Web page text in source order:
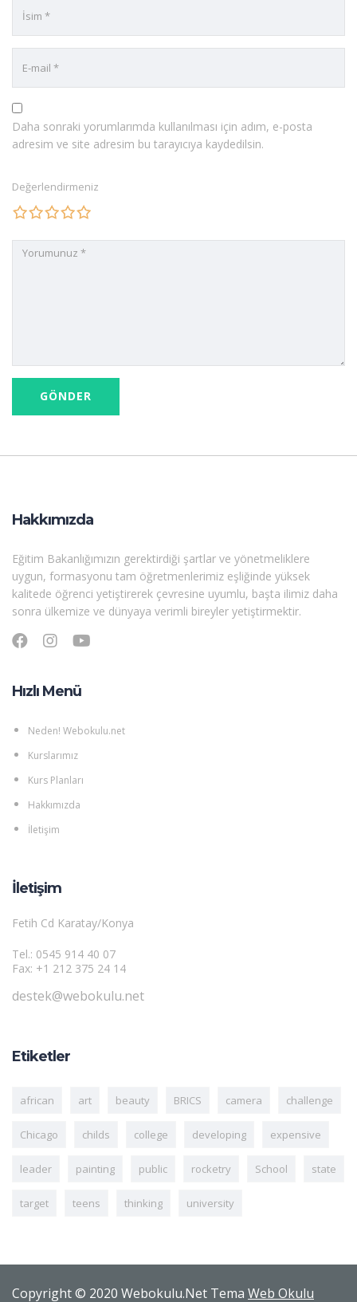
Daha sonraki yorumlarımda kullanılması için adım, e-posta
adresim ve site adresim bu tarayıcıya kaydedilsin.
Değerlendirmeniz
Hakkımızda
Eğitim Bakanlığımızın gerektirdiği şartlar ve yönetmeliklere
uygun, formasyonu tam öğretmenlerimiz eşliğinde yüksek
kalitede öğrenci yetiştirerek çevresine uyumlu, başta ilimiz daha
sonra ülkemize ve dünyaya verimli bireyler yetiştirmektir.
Hızlı Menü
Neden! Webokulu.net
Kurslarımız
Kurs Planları
Hakkımızda
İletişim
İletişim
Fetih Cd Karatay/Konya
Tel.: 0545 914 40 07
Fax: +1 212 375 24 14
destek@webokulu.net
Etiketler
african art beauty BRICS camera challenge
Chicago childs college developing expensive
leader painting public rocketry School state
target teens thinking university
Copyright © 2020 Webokulu.Net Tema Web Okulu